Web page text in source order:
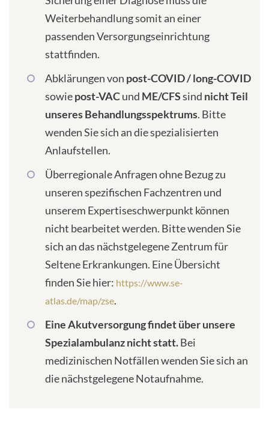
Weiterbehandlung somit an einer
passenden Versorgungseinrichtung
stattfinden.
Abklärungen von post-COVID / long-COVID
sowiepost-VACund ME/CFSsind nicht Teil
unseres Behandlungsspektrums. Bitte
wenden Sie sich an die spezialisierten
Anlaufstellen.
Überregionale Anfragen ohne Bezug zu
unseren spezifischen Fachzentren und
unserem Expertiseschwerpunkt können
nicht bearbeitet werden. Bitte wenden Sie
sich an das nächstgelegene Zentrum für
Seltene Erkrankungen. Eine Übersicht
finden Sie hier: https://www.se-
atlas.de/map/zse.
Eine Akutversorgung findet über unsere
Spezialambulanz nicht statt.Bei
medizinischen Notfällen wenden Sie sich an
die nächstgelegene Notaufnahme.